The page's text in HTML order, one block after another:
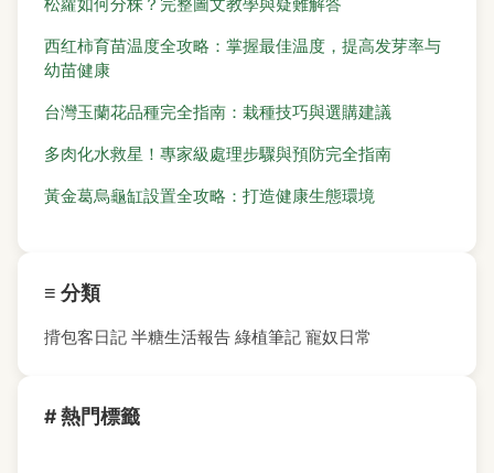
西红柿育苗温度全攻略：掌握最佳温度，提高发芽率与
幼苗健康
台灣玉蘭花品種完全指南：栽種技巧與選購建議
多肉化水救星！專家級處理步驟與預防完全指南
黃金葛烏龜缸設置全攻略：打造健康生態環境
≡ 分類
揹包客日記 半糖生活報告 綠植筆記 寵奴日常
# 熱門標籤